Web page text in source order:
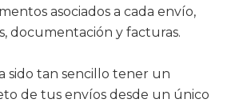
asociados a cada envío,
documentación y facturas.
sido tan sencillo tener un
de tus envíos desde un único